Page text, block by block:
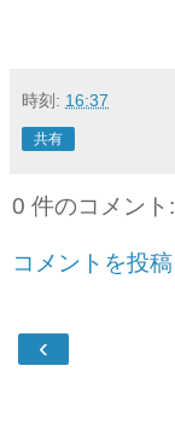
時刻: 16:37
共有
0 件のコメント:
コメントを投稿
‹